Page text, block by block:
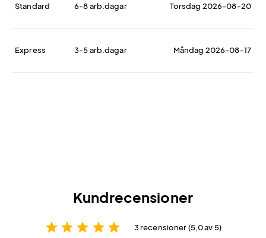
Standard 6-8 arb.dagar Torsdag 2026-08-20
Express 3-5 arb.dagar Måndag 2026-08-17
Kundrecensioner
star star star star star 3 recensioner (5,0 av 5)